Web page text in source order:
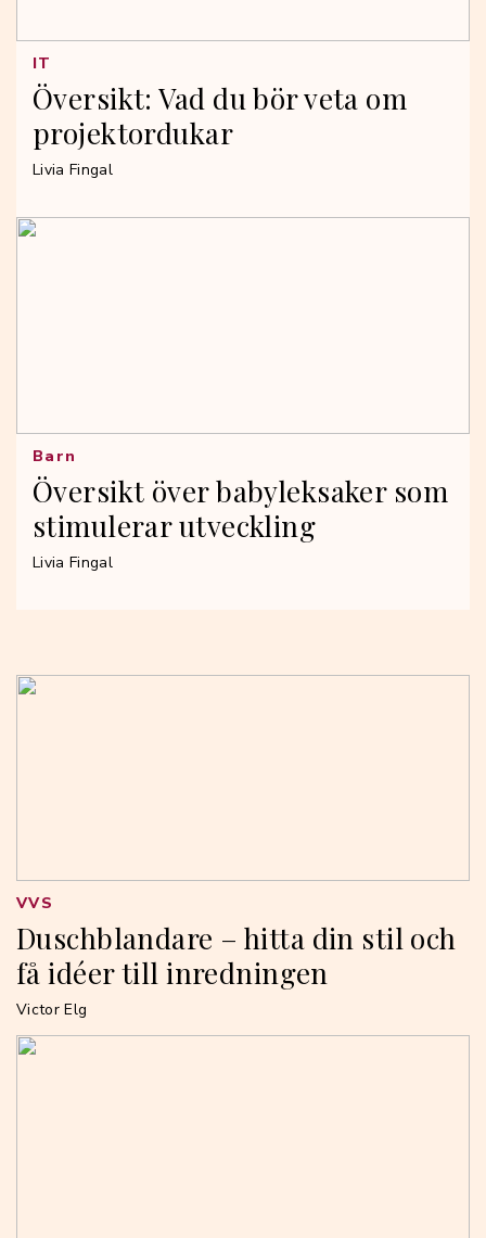
Översikt: Vad du bör veta om
projektordukar
IT
Livia Fingal
Översikt över babyleksaker som
stimulerar utveckling
Barn
Livia Fingal
Duschblandare – hitta din stil och
få idéer till inredningen
VVS
Victor Elg